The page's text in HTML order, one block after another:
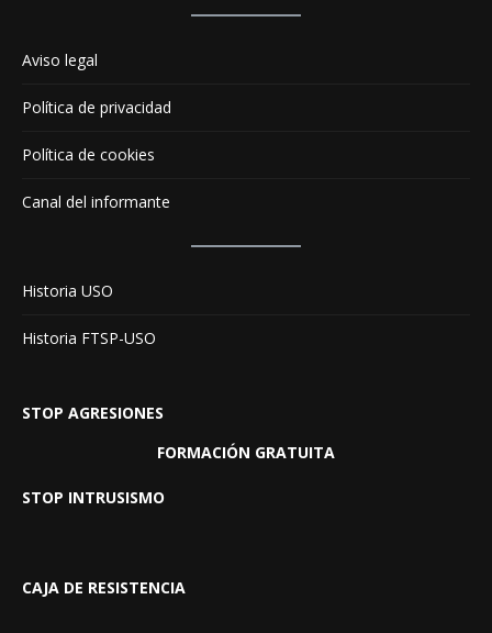
Aviso legal
Política de privacidad
Política de cookies
Canal del informante
Historia USO
Historia FTSP-USO
STOP AGRESIONES
FORMACIÓN GRATUITA
STOP INTRUSISMO
CAJA DE RESISTENCIA